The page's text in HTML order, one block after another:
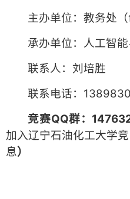
主办单位：教务处（
承办单位：人工智
联系人：刘培胜
联系电话：
竞赛QQ群：
加入辽宁石油化工大学
息）